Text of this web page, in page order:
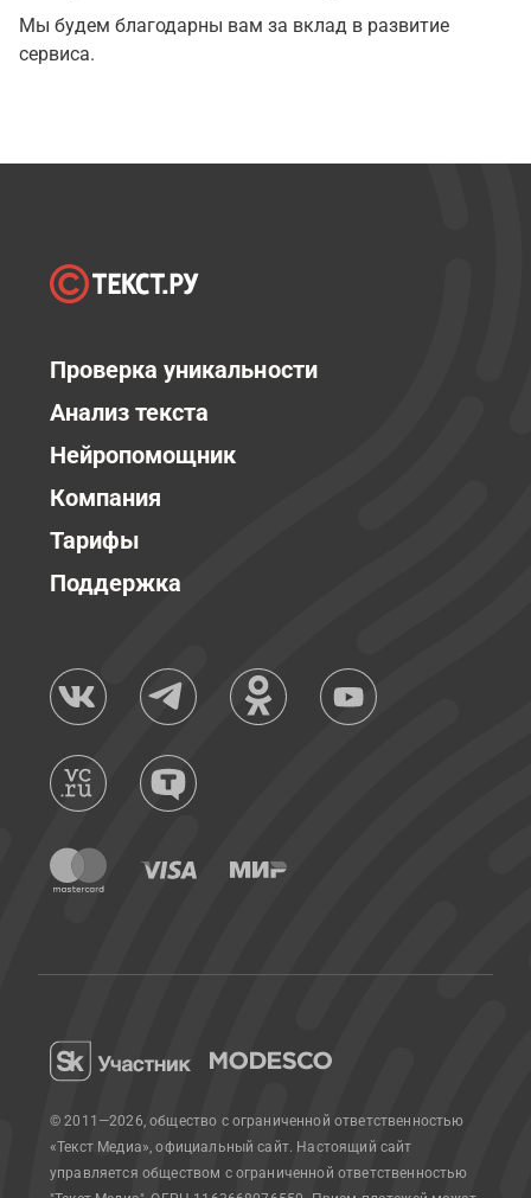
Мы будем благодарны вам за вклад в развитие
сервиса.
Проверка уникальности
Анализ текста
Нейропомощник
Компания
Тарифы
Поддержка
© 2011—2026, общество с ограниченной ответственностью
«Текст Медиа», официальный сайт. Настоящий сайт
управляется обществом с ограниченной ответственностью